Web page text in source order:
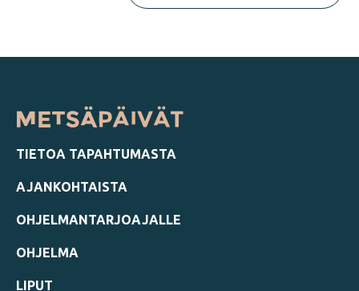
TIETOA TAPAHTUMASTA
AJANKOHTAISTA
OHJELMANTARJOAJALLE
OHJELMA
LIPUT